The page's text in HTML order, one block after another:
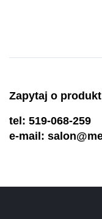
Zapytaj o
tel: 519-068-259
e-mail: